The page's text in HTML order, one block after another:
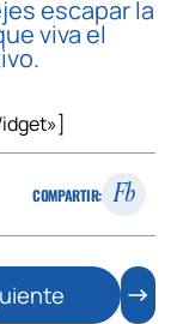
escapar la
viva el
COMPARTIR: Fb